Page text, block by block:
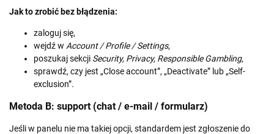
Jak to zrobić bez błądzenia:
zaloguj się,
wejdź w Account / Profile / Settings,
poszukaj sekcji Security, Privacy, Responsible Gambling,
sprawdź, czy jest „Close account”, „Deactivate” lub „Self-
exclusion”.
Metoda B: support (chat / e-mail / formularz)
Jeśli w panelu nie ma takiej opcji, standardem jest zgłoszenie do